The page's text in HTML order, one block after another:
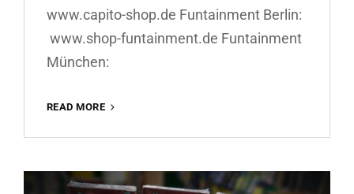
www.capito-shop.de Funtainment Berlin:
www.shop-funtainment.de Funtainment
München:
READ MORE
ONLINEKAUF,
BESSER
BEIM